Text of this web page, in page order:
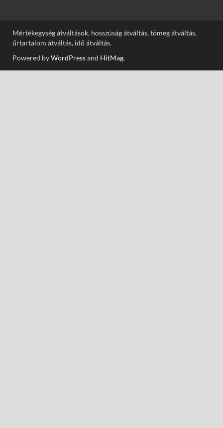
Mértékegység átváltások, hosszúság átváltás, tömeg átváltás,
űrtartalom átváltás, idő átváltás.
Powered byWordPressand HitMag.